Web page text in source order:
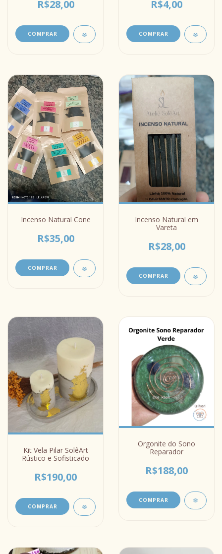
R$28,00
COMPRAR
R$4,00
COMPRAR
Incenso Natural Cone
R$35,00
COMPRAR
Incenso Natural em
Vareta
R$28,00
COMPRAR
Kit Vela Pilar SolêArt
Rústico e Sofisticado
R$190,00
COMPRAR
Orgonite do Sono
Reparador
R$188,00
COMPRAR